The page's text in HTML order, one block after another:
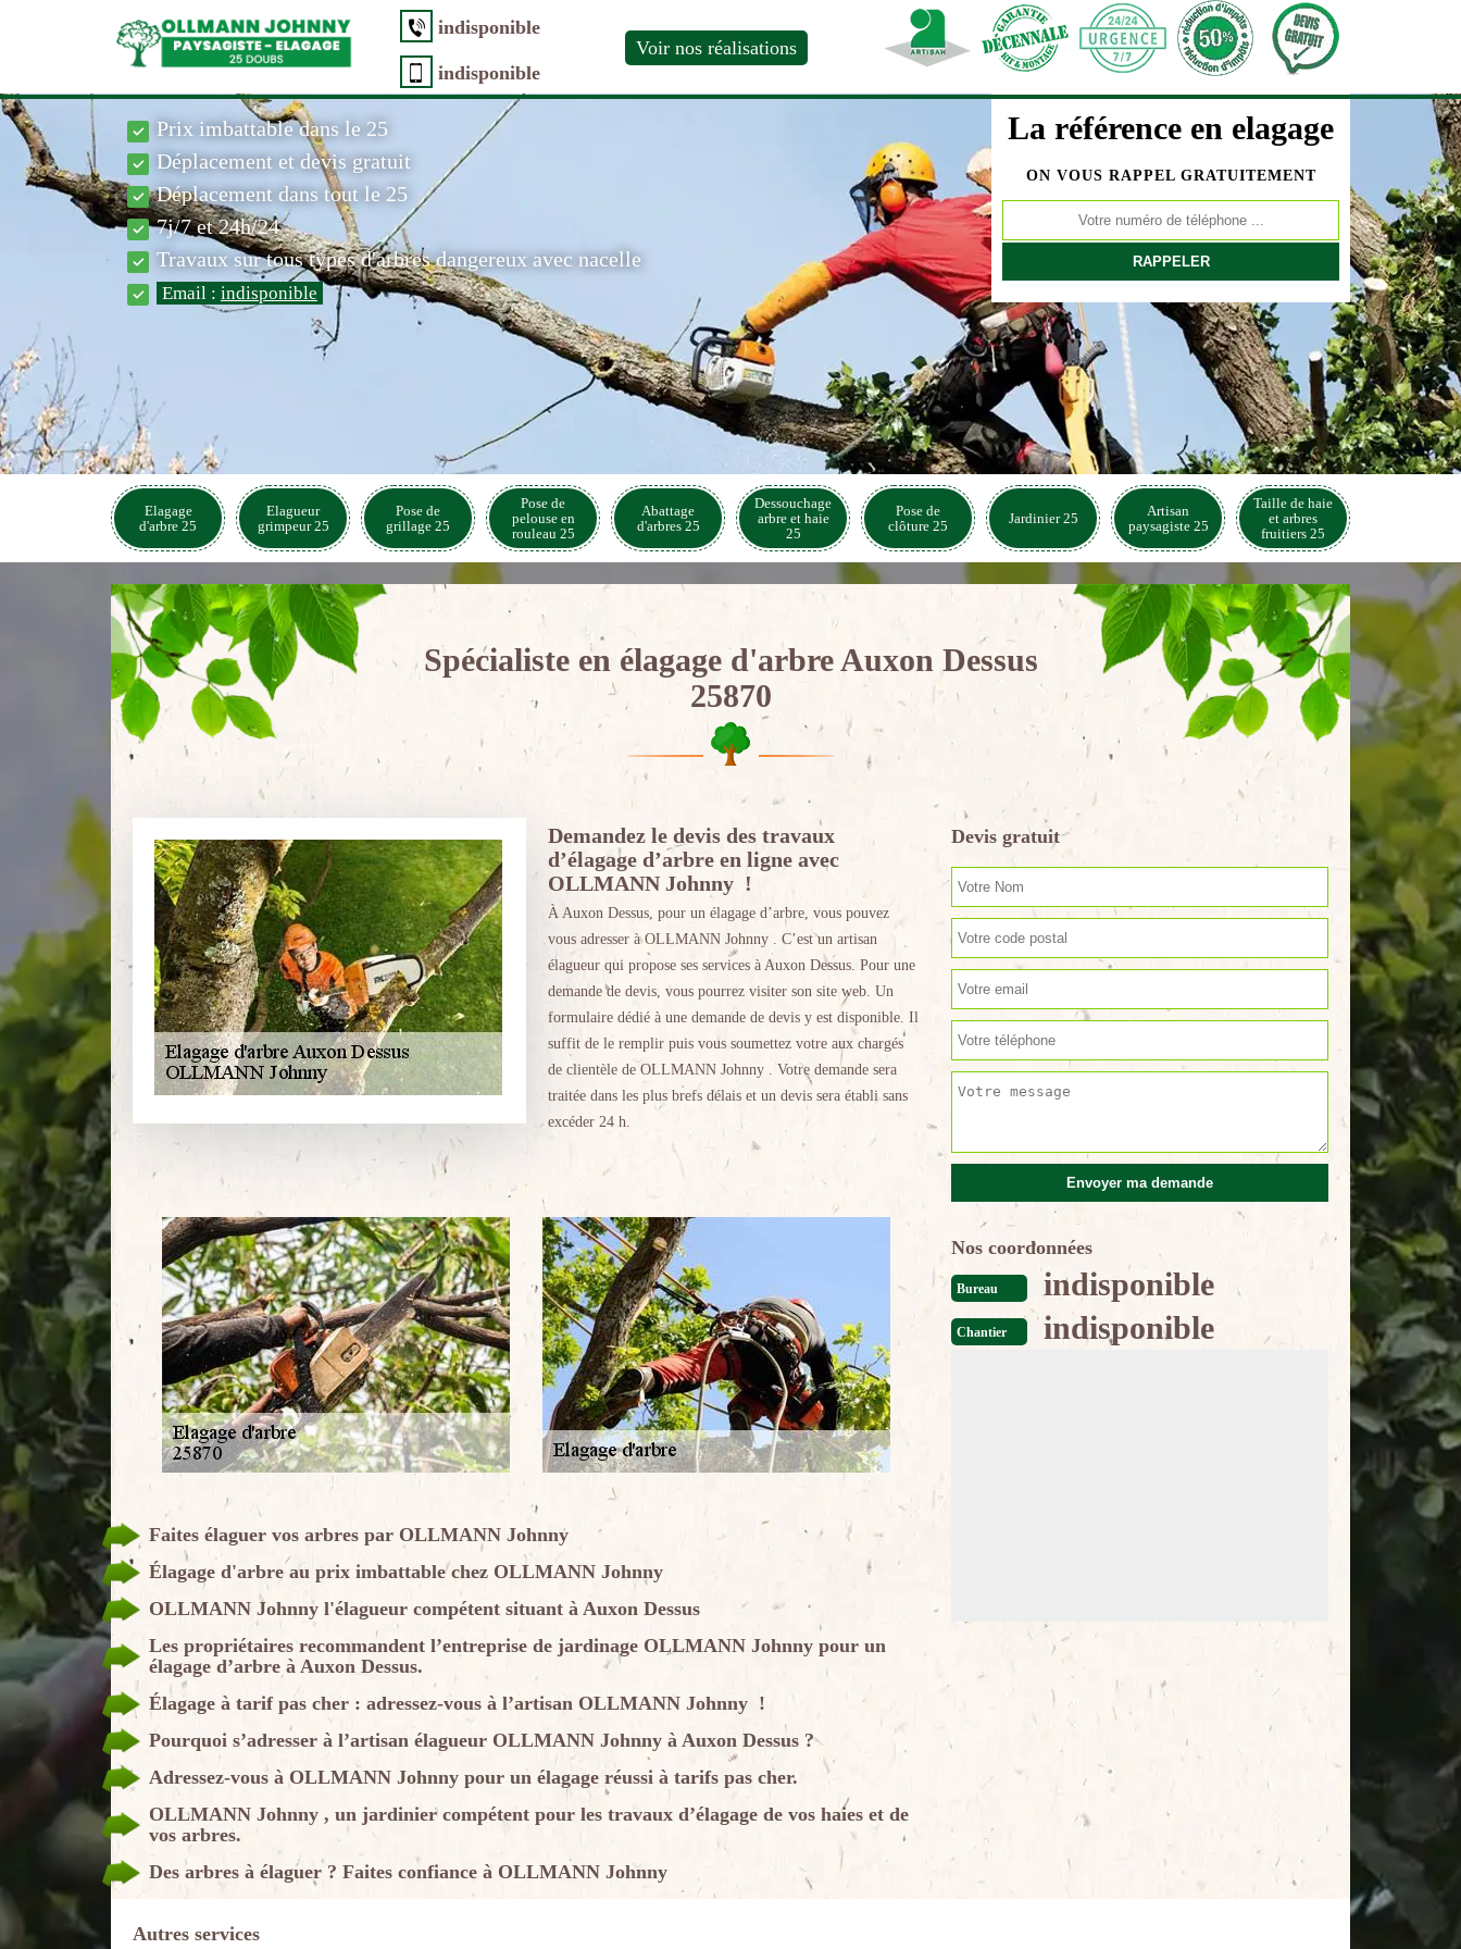
indisponible
indisponible
Voir nos réalisations
La référence en elagage
ON VOUS RAPPEL GRATUITEMENT
Prix imbattable dans le 25
Déplacement et devis gratuit
Déplacement dans tout le 25
7j/7 et 24h/24
Travaux sur tous types d'arbres dangereux avec nacelle
Email : indisponible
Elagage
d'arbre 25
Elagueur
grimpeur 25
Pose de
grillage 25
Pose de
pelouse en
rouleau 25
Abattage
d'arbres 25
Dessouchage
arbre et haie
25
Pose de
clôture 25
Jardinier 25
Artisan
paysagiste 25
Taille de haie
et arbres
fruitiers 25
Spécialiste en élagage d'arbre Auxon Dessus
25870
Demandez le devis des travaux
d’élagage d’arbre en ligne avec
OLLMANN Johnny !
À Auxon Dessus, pour un élagage d’arbre, vous pouvez
vous adresser à OLLMANN Johnny . C’est un artisan
élagueur qui propose ses services à Auxon Dessus. Pour une
demande de devis, vous pourrez visiter son site web. Un
formulaire dédié à une demande de devis y est disponible. Il
suffit de le remplir puis vous soumettez votre aux chargés
de clientèle de OLLMANN Johnny . Votre demande sera
traitée dans les plus brefs délais et un devis sera établi sans
excéder 24 h.
Faites élaguer vos arbres par OLLMANN Johnny
Élagage d'arbre au prix imbattable chez OLLMANN Johnny
OLLMANN Johnny l'élagueur compétent situant à Auxon Dessus
Les propriétaires recommandent l’entreprise de jardinage OLLMANN Johnny pour un
élagage d’arbre à Auxon Dessus.
Élagage à tarif pas cher : adressez-vous à l’artisan OLLMANN Johnny !
Pourquoi s’adresser à l’artisan élagueur OLLMANN Johnny à Auxon Dessus ?
Adressez-vous à OLLMANN Johnny pour un élagage réussi à tarifs pas cher.
OLLMANN Johnny , un jardinier compétent pour les travaux d’élagage de vos haies et de
vos arbres.
Des arbres à élaguer ? Faites confiance à OLLMANN Johnny
Devis gratuit
Nos coordonnées
Bureau indisponible
Chantier indisponible
Autres services